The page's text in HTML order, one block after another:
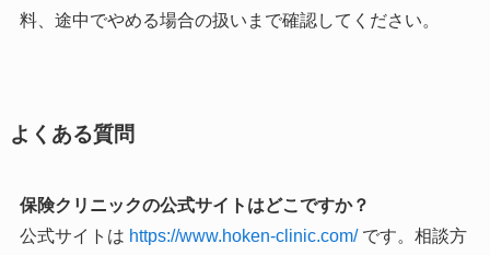
料、途中でやめる場合の扱いまで確認してください。
よくある質問
保険クリニックの公式サイトはどこですか？
公式サイトは https://www.hoken-clinic.com/です。相談方